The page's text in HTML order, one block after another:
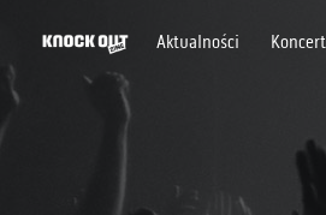
Aktualności